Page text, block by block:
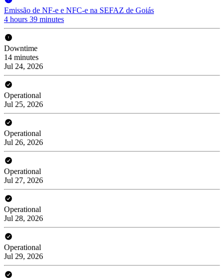
Emissão de NF-e e NFC-e na SEFAZ de Goiás
4 hours 39 minutes
Downtime
14 minutes
Jul 24, 2026
Operational
Jul 25, 2026
Operational
Jul 26, 2026
Operational
Jul 27, 2026
Operational
Jul 28, 2026
Operational
Jul 29, 2026